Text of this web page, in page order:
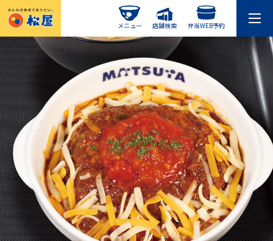
弁当WEB予約
店舗検索
メニュー